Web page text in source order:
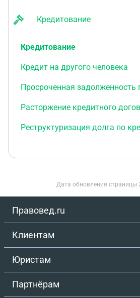
Кредитование
Кредитование
Кредит на другого человека
Просроченная задолженность
Расторжение кредитного
Реструктуризация долга по
Дата обновления страницы
Правовед.ru
Клиентам
Юристам
Партнёрам